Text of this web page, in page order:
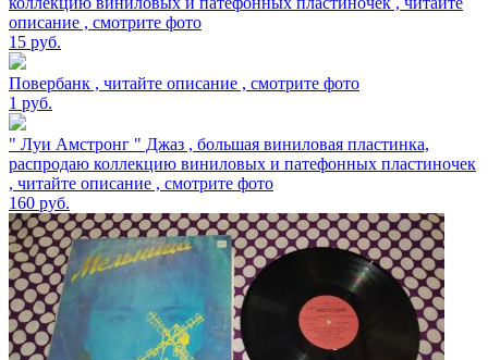
описание , смотрите фото
15 руб.
Повербанк , читайте описание , смотрите фото
1 руб.
" Луи Амстронг " Джаз , большая виниловая пластинка,
распродаю коллекцию виниловых и патефонных пластиночек
, читайте описание , смотрите фото
160 руб.